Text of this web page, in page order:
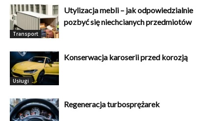
Transport
Utylizacja mebli – jak odpowiedzialnie
pozbyć się niechcianych przedmiotów
Usługi
Konserwacja karoserii przed korozją
Regeneracja turbosprężarek